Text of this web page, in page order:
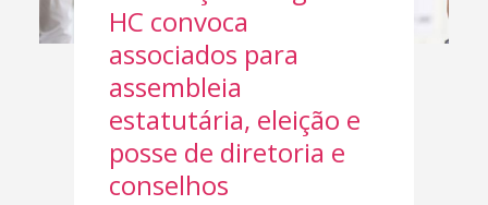
HC convoca
associados para
assembleia
estatutária, eleição e
posse de diretoria e
conselhos